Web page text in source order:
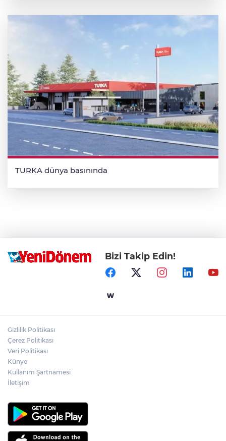
TURKA dünya basınında
Bizi Takip Edin!
Gizlilik Politikası
Çerez Politikası
Veri Politikası
Künye
Kullanım Şartnamesi
İletişim